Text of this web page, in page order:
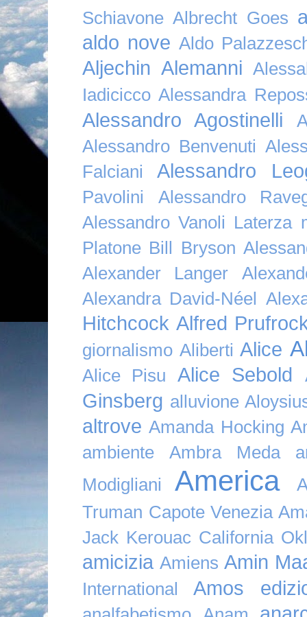
Schiavone Albrecht Goes
aldo nove Aldo
Aljechin Alemanni
Iadicicco Alessandra
Alessandro Agostinelli
Alessandro Benvenuti
Falciani
Alessandro
Pavolini
Alessandro
Alessandro Vanoli Laterza
Platone Bill Bryson
Alexander Langer
Alexandra David-Néel
Hitchcock Alfred
giornalismo Aliberti Alice
Alice Pisu Alice Sebold
Ginsberg alluvione
altrove Amanda Hocking
ambiente
Ambra Meda
Modigliani
America
Truman Capote Venezia
Jack Kerouac California
amicizia Amiens Amin
International Amos